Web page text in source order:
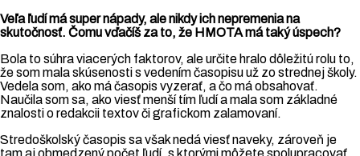
Veľa ľudí má super nápady, ale nikdy ich nepremenia na
skutočnosť. Čomu vďačíš za to, že HMOTA má taký úspech?
Bola to súhra viacerých faktorov, ale určite hralo dôležitú rolu to,
že som mala skúsenosti s vedením časopisu už zo strednej školy.
Vedela som, ako má časopis vyzerať, a čo má obsahovať.
Naučila som sa, ako viesť menší tím ľudí a mala som základné
znalosti o redakcii textov či grafickom zalamovaní.
Stredoškolský časopis sa však nedá viesť naveky, zároveň je
tam aj obmedzený počet ľudí, s ktorými môžete spolupracovať.